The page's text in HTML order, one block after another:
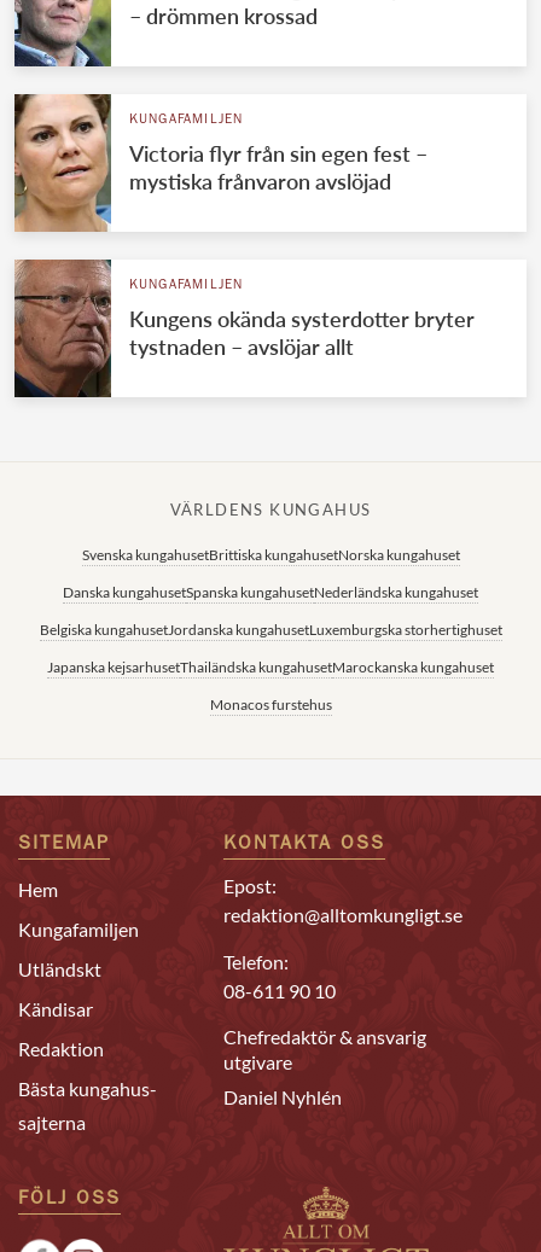
– drömmen krossad
KUNGAFAMILJEN
Victoria flyr från sin egen fest –
mystiska frånvaron avslöjad
KUNGAFAMILJEN
Kungens okända systerdotter bryter
tystnaden – avslöjar allt
VÄRLDENS KUNGAHUS
Svenska kungahusetBrittiska kungahusetNorska kungahuset
Danska kungahusetSpanska kungahusetNederländska kungahuset
Belgiska kungahusetJordanska kungahusetLuxemburgska storhertighuset
Japanska kejsarhusetThailändska kungahusetMarockanska kungahuset
Monacos furstehus
SITEMAP
Hem
Kungafamiljen
Utländskt
Kändisar
Redaktion
Bästa kungahus-
sajterna
KONTAKTA OSS
Epost:
redaktion@alltomkungligt.se
Telefon:
08-611 90 10
Chefredaktör & ansvarig
utgivare
Daniel Nyhlén
FÖLJ OSS